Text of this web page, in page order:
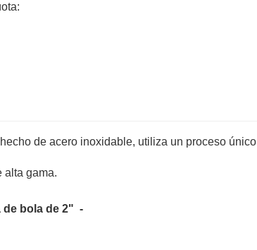
de acero inoxidable, utiliza un proceso único
alta gama.
de bola de 2" -